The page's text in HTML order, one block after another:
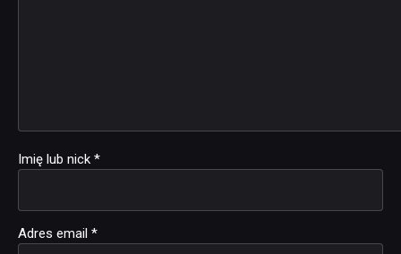
Imię lub nick *
Adres email *